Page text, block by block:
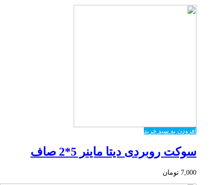
افزودن به سبد خرید
سوکت روبردی دیتا ماینر 5*2 صاف
7,000 تومان